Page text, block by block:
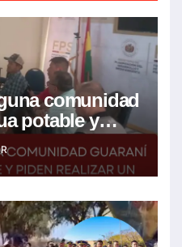
comunidad
potable y
para